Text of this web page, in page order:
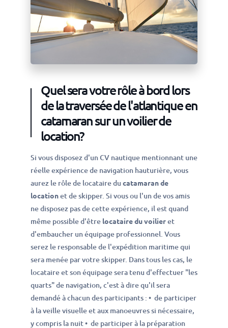
Quel sera votre rôle à bord lors
de la traversée de l'atlantique en
catamaran sur un voilier de
location?
Si vous disposez d'un CV nautique mentionnant une
réelle expérience de navigation hauturière, vous
aurez le rôle de locataire du catamaran de
locationet de skipper. Si vous ou l'un de vos amis
ne disposez pas de cette expérience, il est quand
même possible d'être locataire du voilieret
d'embaucher un équipage professionnel. Vous
serez le responsable de l'expédition maritime qui
sera menée par votre skipper. Dans tous les cas, le
locataire et son équipage sera tenu d'effectuer "les
quarts" de navigation, c'est à dire qu'il sera
demandé à chacun des participants : • de participer
à la veille visuelle et aux manoeuvres si nécessaire,
y compris la nuit • de participer à la préparation